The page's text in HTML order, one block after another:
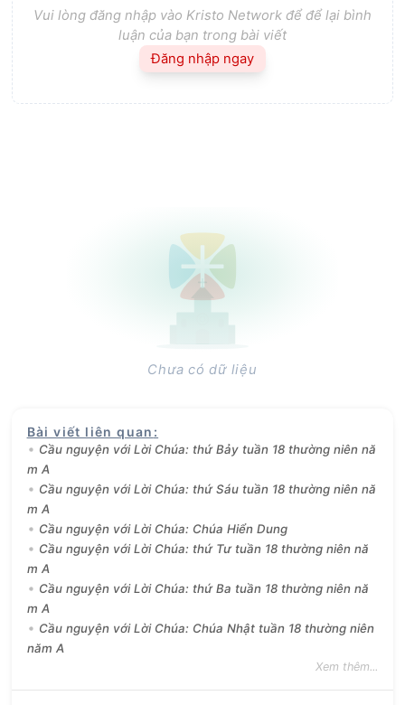
Vui lòng đăng nhập vào Kristo Network để để lại bình
luận của bạn trong bài viết
Đăng nhập ngay
Chưa có dữ liệu
Bài viết liên quan :
Cầu nguyện với Lời Chúa: thứ Bảy tuần 18 thường niên nă
m A
Cầu nguyện với Lời Chúa: thứ Sáu tuần 18 thường niên nă
m A
Cầu nguyện với Lời Chúa: Chúa Hiển Dung
Cầu nguyện với Lời Chúa: thứ Tư tuần 18 thường niên nă
m A
Cầu nguyện với Lời Chúa: thứ Ba tuần 18 thường niên nă
m A
Cầu nguyện với Lời Chúa: Chúa Nhật tuần 18 thường niên
năm A
Xem thêm...